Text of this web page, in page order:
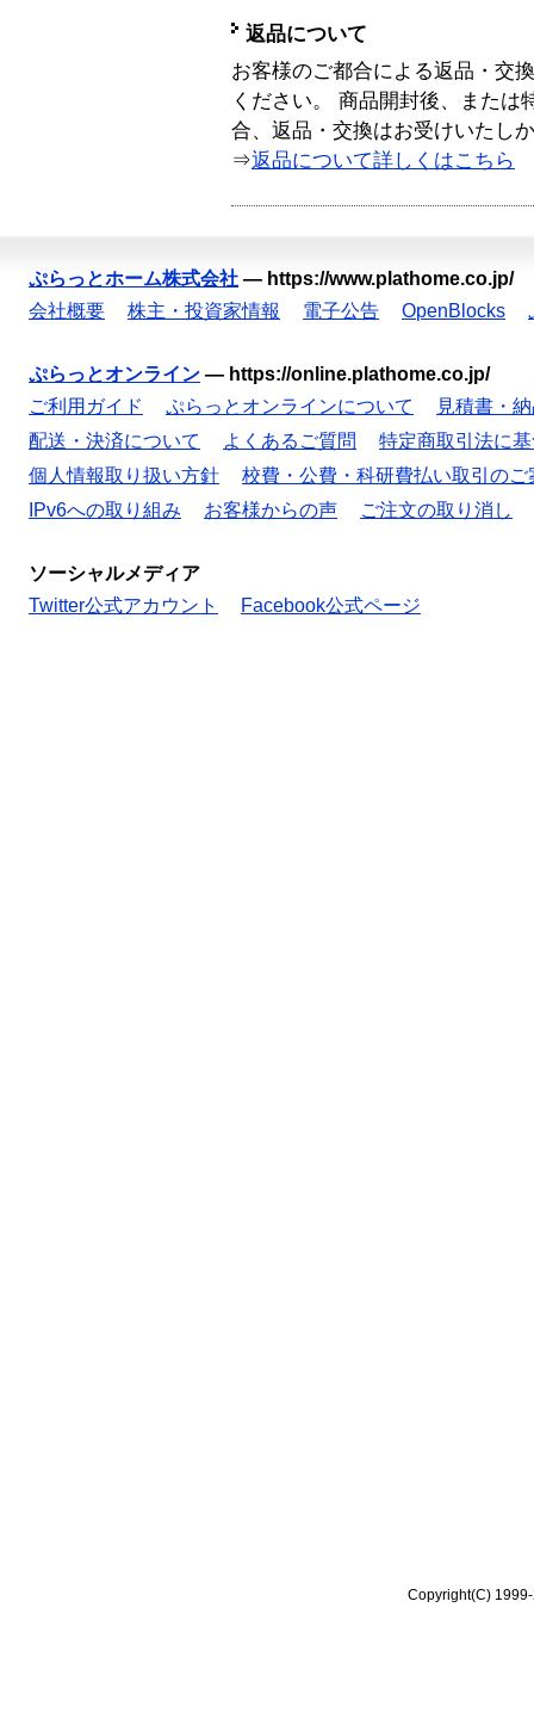
返品について
お客様のご都合による返品・交
ください。 商品開封後、または
合、返品・交換はお受けいたし
⇒返品について詳しくはこちら
ぷらっとホーム株式会社 — https://www.plathome.co.jp/
会社概要
株主・投資家情報 電子公告 OpenBlocks
ぷらっとオンライン — https://online.plathome.co.jp/
ご利用ガイド
ぷらっとオンラインについて
見積書・
配送・決済について
よくあるご質問
特定商取引法に
個人情報取り扱い方針
校費・公費・科研費払い取引のご
IPv6への取り組み
お客様からの声 ご注文の取り消し
ソーシャルメディア
Twitter公式アカウント
Facebook公式ページ
Copyright(C)